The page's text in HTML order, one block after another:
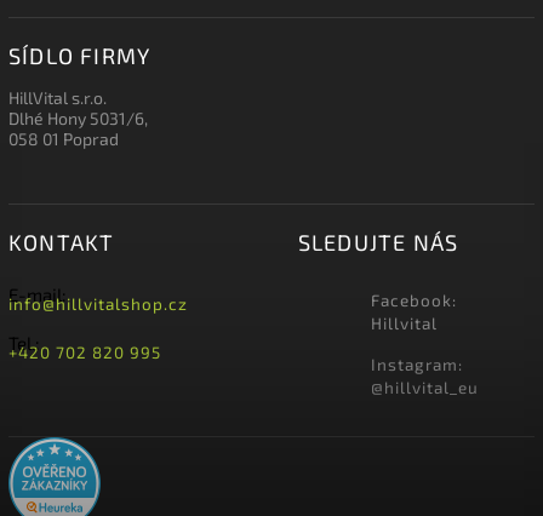
SÍDLO FIRMY
HillVital s.r.o.
Dlhé Hony 5031/6,
058 01 Poprad
SLEDUJTE NÁS
Facebook:
Hillvital
Instagram:
@hillvital_eu
KONTAKT
E-mail:
info@hillvitalshop.cz
Tel.:
+420 702 820 995